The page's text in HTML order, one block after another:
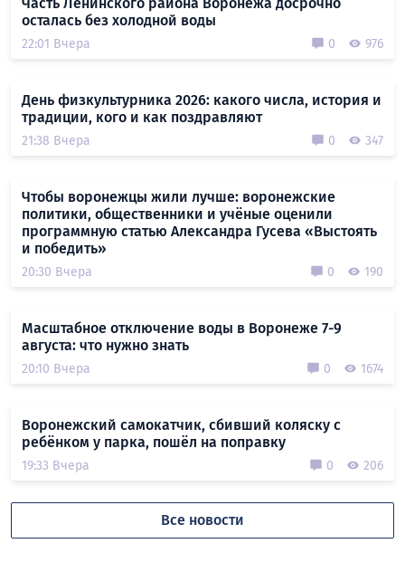
осталась без холодной воды
22:01 Вчера 0 976
День физкультурника 2026: какого числа, история и
традиции, кого и как поздравляют
21:38 Вчера 0 347
Чтобы воронежцы жили лучше: воронежские
политики, общественники и учёные оценили
программную статью Александра Гусева «Выстоять
и победить»
20:30 Вчера 0 190
Масштабное отключение воды в Воронеже 7-9
августа: что нужно знать
20:10 Вчера 0 1674
Воронежский самокатчик, сбивший коляску с
ребёнком у парка, пошёл на поправку
19:33 Вчера 0 206
Все новости